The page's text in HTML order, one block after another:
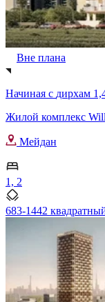
Вне плана
Начиная с дирхам
Жилой комплекс
Мейдан
1, 2
683-1442